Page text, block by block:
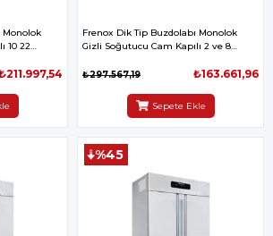
Monolok
10 22
Frenox Dik Tip Buzdolabı Monolok
Gizli Soğutucu Cam Kapılı 2 ve 8
₺163.661,96
₺297.567,19
Sepete Ekle
%45